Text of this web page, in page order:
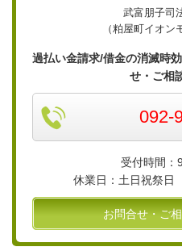
武富朋子司
（粕屋町イオン
過払い金請求/借金の消滅時
せ・ご相
092-
受付時間：
休業日：土日祝祭日
お問合せ・ご